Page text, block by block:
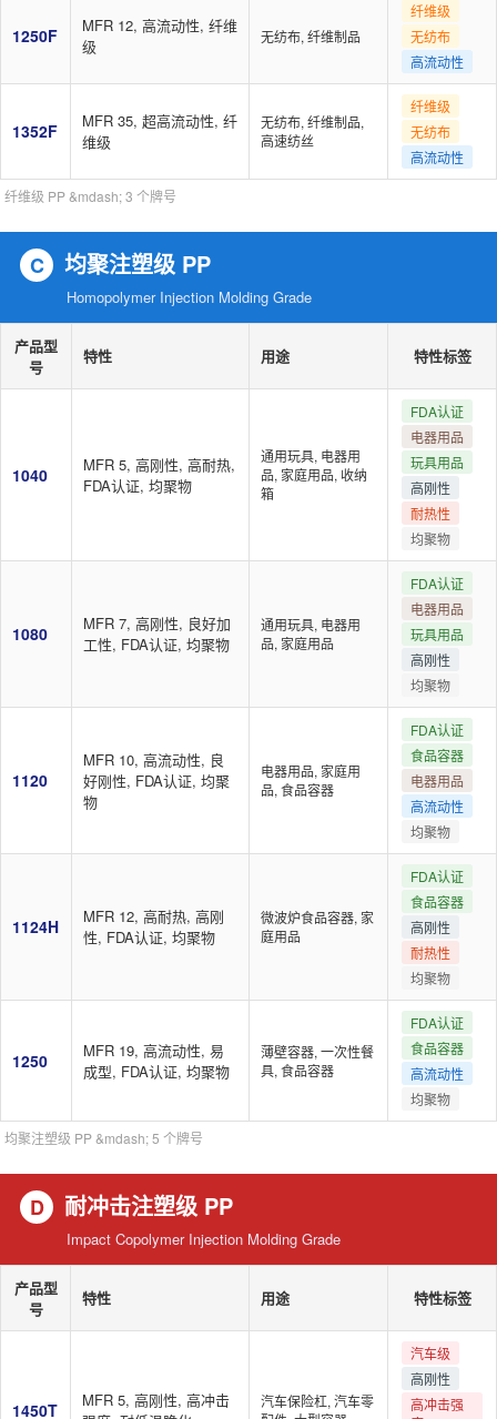
1250F
MFR 12, 高流动性, 纤维
级
无纺布, 纤维制品
纤维级
无纺布
高流动性
1352F
MFR 35, 超高流动性, 纤
维级
无纺布, 纤维制品,
高速纺丝
纤维级
无纺布
高流动性
纤维级 PP &mdash; 3 个牌号
C 均聚注塑级 PP
Homopolymer Injection Molding Grade
产品型
号
特性 用途 特性标签
1040
MFR 5, 高刚性, 高耐热,
FDA认证, 均聚物
通用玩具, 电器用
品, 家庭用品, 收纳
箱
FDA认证
电器用品
玩具用品
高刚性
耐热性
均聚物
1080
MFR 7, 高刚性, 良好加
工性, FDA认证, 均聚物
通用玩具, 电器用
品, 家庭用品
FDA认证
电器用品
玩具用品
高刚性
均聚物
1120
MFR 10, 高流动性, 良
好刚性, FDA认证, 均聚
物
电器用品, 家庭用
品, 食品容器
FDA认证
食品容器
电器用品
高流动性
均聚物
1124H
MFR 12, 高耐热, 高刚
性, FDA认证, 均聚物
微波炉食品容器, 家
庭用品
FDA认证
食品容器
高刚性
耐热性
均聚物
1250
MFR 19, 高流动性, 易
成型, FDA认证, 均聚物
薄壁容器, 一次性餐
具, 食品容器
FDA认证
食品容器
高流动性
均聚物
均聚注塑级 PP &mdash; 5 个牌号
D 耐冲击注塑级 PP
Impact Copolymer Injection Molding Grade
产品型
号
特性 用途 特性标签
1450T
MFR 5, 高刚性, 高冲击
汽车保险杠, 汽车零
汽车级
高刚性
高冲击强